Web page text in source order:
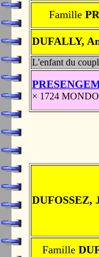
Famille
DUFALLY,
L'enfant du
× 1724 MONDO
DUFOSSEZ,
Famille